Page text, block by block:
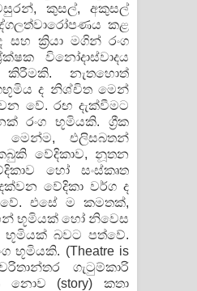
කුසල්, අකුසල්
කළ
සහ ක්‍රියා මගින් රංග
විනෝදාස්වාදය
කිරීමකි. නැතහොත්
ද නිශ්චිත මෙන්
වේ. රඟ දැක්වීමට
රංග භූමියකි. ග්‍රීක
මෙන්ම, එලිසබතන්
වේදිකාව, නූතන
හෝ සංස්කෘත
දක්වන වේදිකා වර්ග ද
එසේ ම කමතක්,
භූමියක් හෝ නිවෙස
භූමියක් බවට පත්වේ.
භූමියකි. (Theatre is
ගැටුම්කාරි
නොව (story) කතා